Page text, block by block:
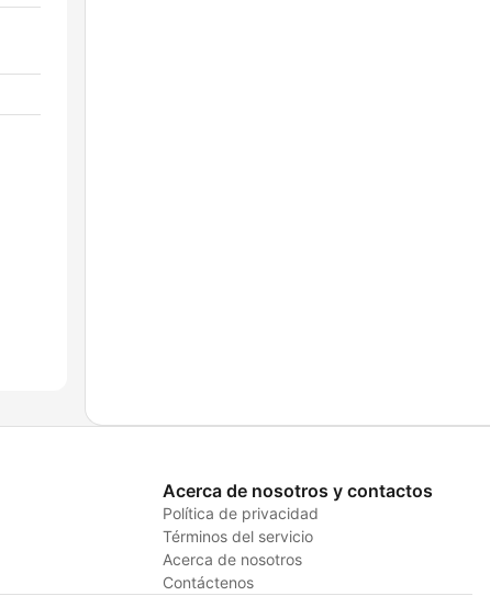
Acerca de nosotros y contactos
Política de privacidad
Términos del servicio
Acerca de nosotros
Contáctenos